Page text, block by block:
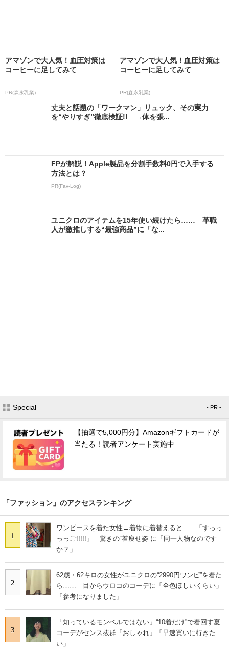
アマゾンで大人気！血圧対策は
コーヒーに足してみて
PR(森永乳業)
アマゾンで大人気！血圧対策は
コーヒーに足してみて
PR(森永乳業)
丈夫と話題の「ワークマン」リュック、その実力
を“やりすぎ”徹底検証!! →体を張...
FPが解説！Apple製品を分割手数料0円で入手する
方法とは？
PR(Fav-Log)
ユニクロのアイテムを15年使い続けたら…… 革職
人が激推しする“最強商品”に「な...
Special - PR -
【抽選で5,000円分】Amazonギフトカードが
当たる！読者アンケート実施中
「ファッション」のアクセスランキング
1
ワンピースを着た女性→着物に着替えると……「すっっ
っっご!!!!!」 驚きの“着痩せ姿”に「同一人物なのです
か？」
2
62歳・62キロの女性がユニクロの“2990円ワンピ”を着た
ら…… 目からウロコのコーデに「全色ほしいくらい」
「参考になりました」
3
「知っているモンベルではない」“10着だけ”で着回す夏
コーデがセンス抜群「おしゃれ」「早速買いに行きた
い」